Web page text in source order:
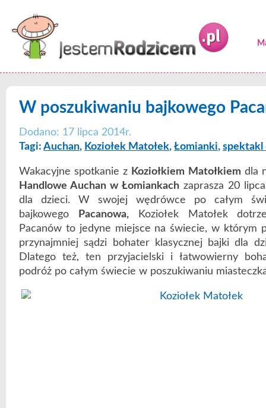
W poszukiwaniu bajkowego
Dodano: 17 lipca 2014r.
Tagi: Auchan, Koziołek Matołek, Łomianki, spektakl
Wakacyjne spotkanie z Koziołkiem Matołkiem dla
Handlowe Auchan w Łomiankach zaprasza 20
dla dzieci. W swojej wędrówce po całym
bajkowego
Pacanowa,Koziołek Matołek
Pacanów to jedyne miejsce na świecie, w którym
przynajmniej sądzi bohater klasycznej bajki dla
Dlatego też, ten przyjacielski i łatwowierny
podróż po całym świecie w poszukiwaniu